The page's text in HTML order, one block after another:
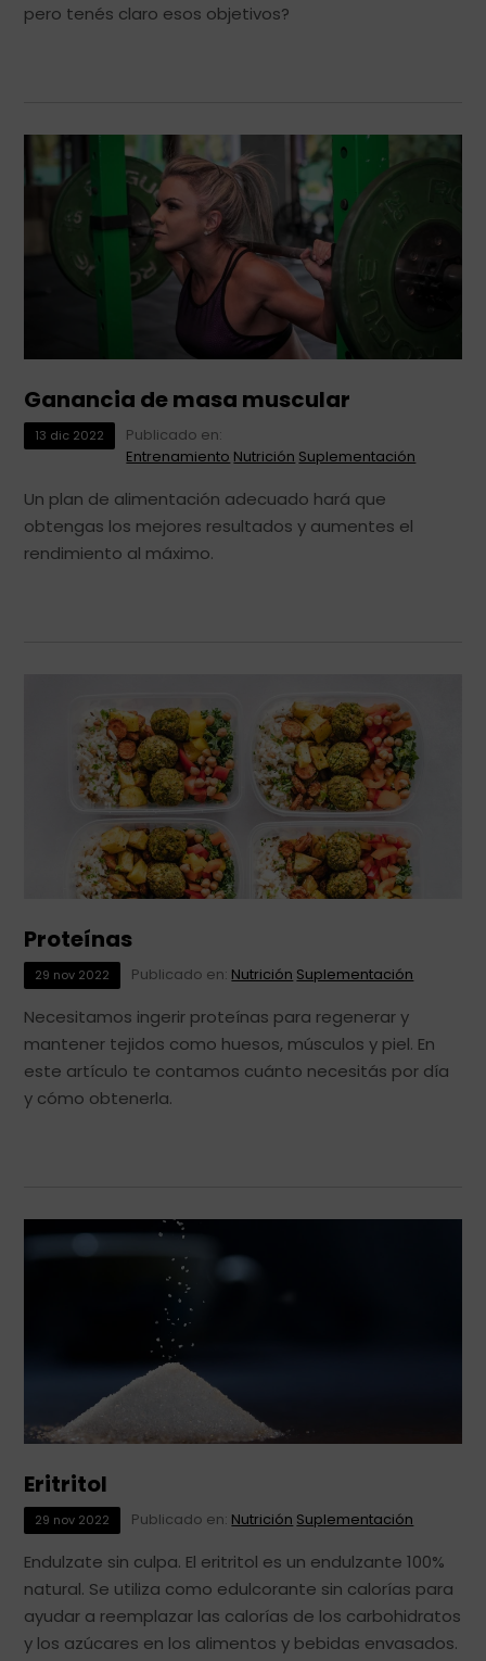
pero tenés claro esos objetivos?
Ganancia de masa muscular
13 dic 2022
Publicado en:
Entrenamiento Nutrición Suplementación
Un plan de alimentación adecuado hará que
obtengas los mejores resultados y aumentes el
rendimiento al máximo.
Proteínas
29 nov 2022 Publicado en: Nutrición Suplementación
Necesitamos ingerir proteínas para regenerar y
mantener tejidos como huesos, músculos y piel. En
este artículo te contamos cuánto necesitás por día
y cómo obtenerla.
Eritritol
29 nov 2022 Publicado en: Nutrición Suplementación
Endulzate sin culpa. El eritritol es un endulzante 100%
natural. Se utiliza como edulcorante sin calorías para
ayudar a reemplazar las calorías de los carbohidratos
y los azúcares en los alimentos y bebidas envasados.